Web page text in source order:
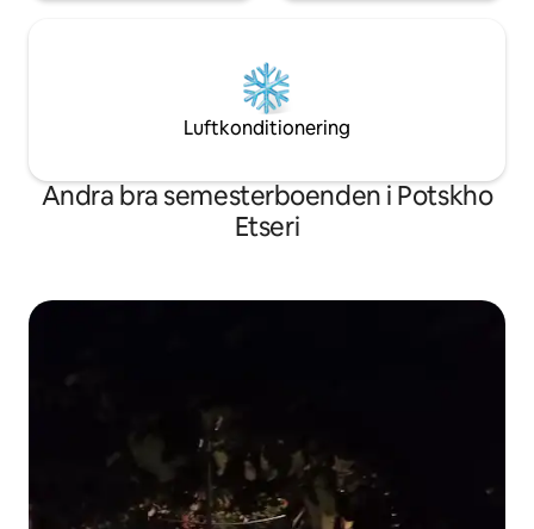
Luftkonditionering
Andra bra semesterboenden i Potskho
Etseri